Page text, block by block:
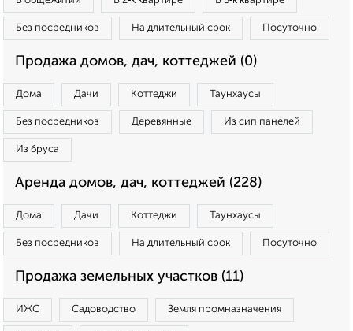
Без посредников На длительный срок Посуточно
Продажа домов, дач, коттеджей (0)
Дома Дачи Коттеджи Таунхаусы
Без посредников Деревянные Из сип панелей
Из бруса
Аренда домов, дач, коттеджей (228)
Дома Дачи Коттеджи Таунхаусы
Без посредников На длительный срок Посуточно
Продажа земельных участков (11)
ИЖС Садоводство Земля промназначения